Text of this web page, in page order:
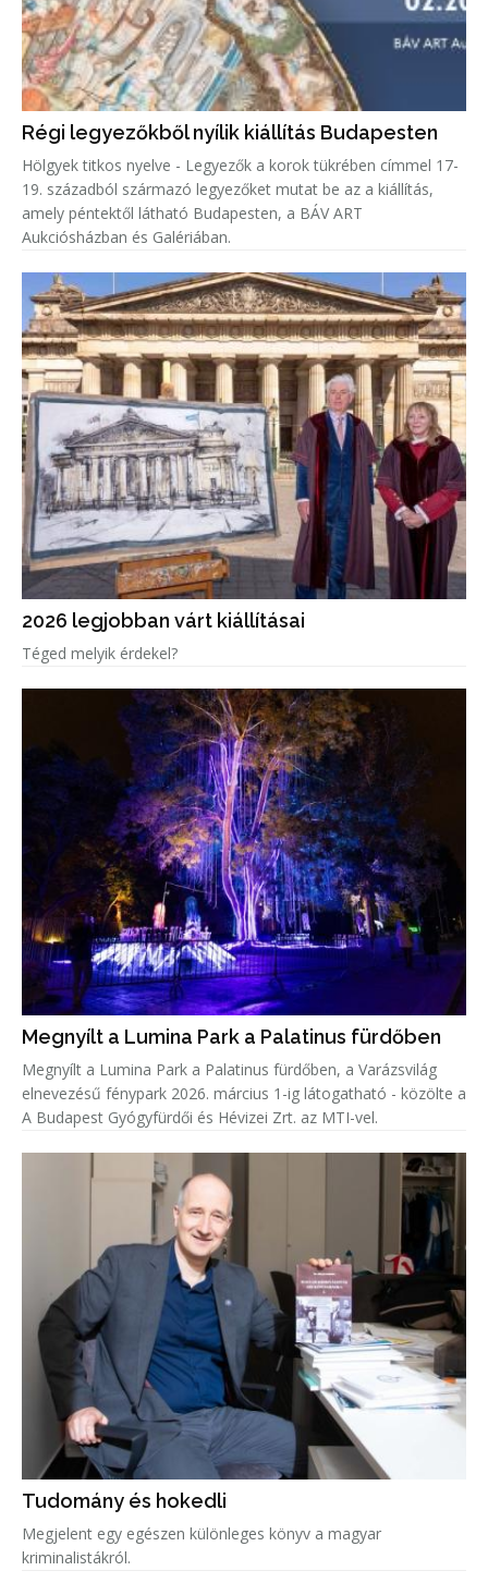
Régi legyezőkből nyílik kiállítás Budapesten
Hölgyek titkos nyelve - Legyezők a korok tükrében címmel 17-
19. századból származó legyezőket mutat be az a kiállítás,
amely péntektől látható Budapesten, a BÁV ART
Aukciósházban és Galériában.
2026 legjobban várt kiállításai
Téged melyik érdekel?
Megnyílt a Lumina Park a Palatinus fürdőben
Megnyílt a Lumina Park a Palatinus fürdőben, a Varázsvilág
elnevezésű fénypark 2026. március 1-ig látogatható - közölte a
A Budapest Gyógyfürdői és Hévizei Zrt. az MTI-vel.
Tudomány és hokedli
Megjelent egy egészen különleges könyv a magyar
kriminalistákról.